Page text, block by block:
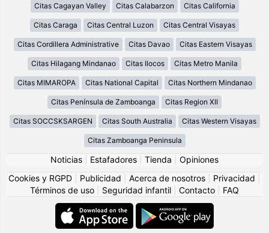
Citas Cagayan Valley Citas Calabarzon Citas California
Citas Caraga Citas Central Luzon Citas Central Visayas
Citas Cordillera Administrative Citas Davao Citas Eastern Visayas
Citas Hilagang Mindanao Citas Ilocos Citas Metro Manila
Citas MIMAROPA Citas National Capital Citas Northern Mindanao
Citas Península de Zamboanga Citas Region XII
Citas SOCCSKSARGEN Citas South Australia Citas Western Visayas
Citas Zamboanga Peninsula
Noticias Estafadores Tienda
Opiniones
Cookies y RGPD
Publicidad Acerca de nosotros Privacidad
Términos de uso
Seguridad infantil Contacto FAQ